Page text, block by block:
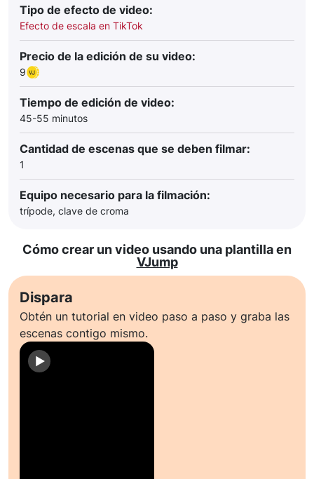
Tipo de efecto de video:
Efecto de escala en TikTok
Precio de la edición de su video:
9
Tiempo de edición de video:
45-55 minutos
Cantidad de escenas que se deben filmar:
1
Equipo necesario para la filmación:
trípode, clave de croma
Cómo crear un video usando una plantilla en
VJump
Dispara
Obtén un tutorial en video paso a paso y graba las
escenas contigo mismo.